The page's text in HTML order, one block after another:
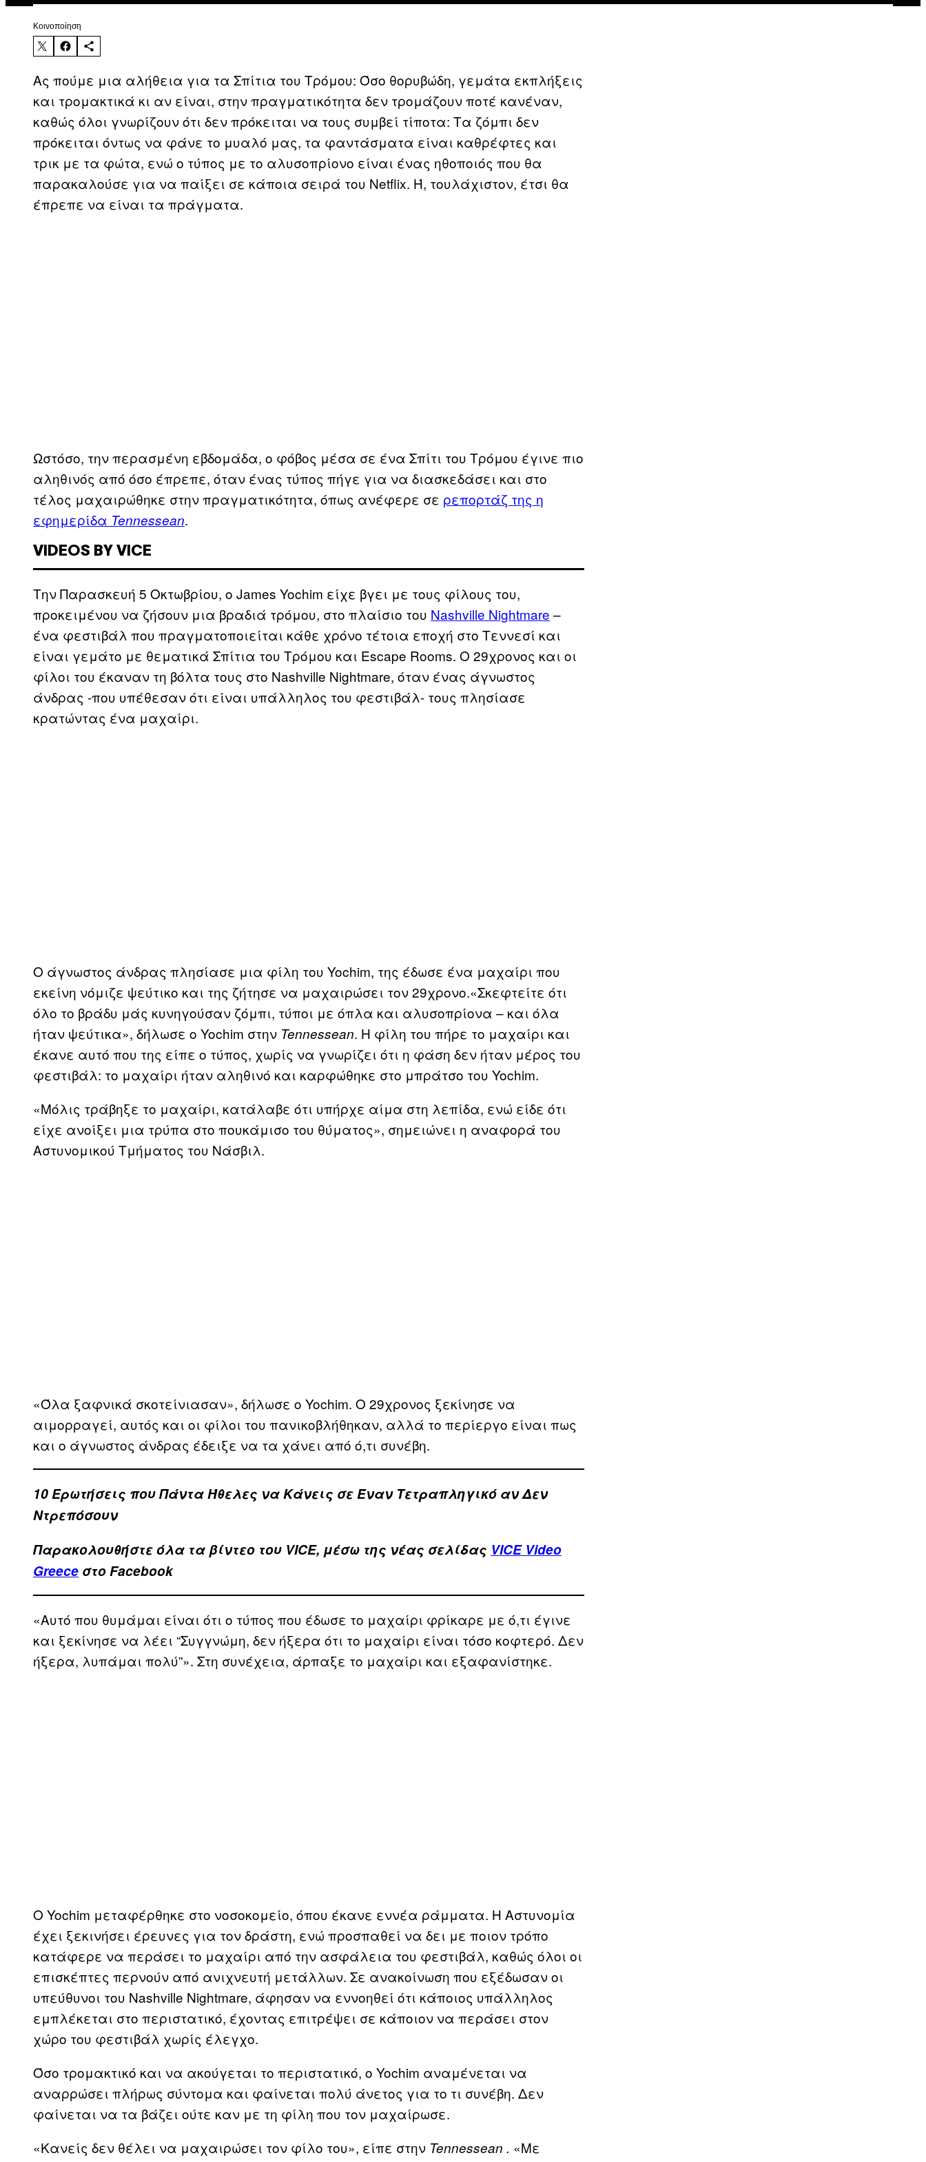
Kοινοποίηση
Ας πούμε μια αλήθεια για τα Σπίτια του Τρόμου: Όσο θορυβώδη, γεμάτα εκπλήξεις
και τρομακτικά κι αν είναι, στην πραγματικότητα δεν τρομάζουν ποτέ κανέναν,
καθώς όλοι γνωρίζουν ότι δεν πρόκειται να τους συμβεί τίποτα: Τα ζόμπι δεν
πρόκειται όντως να φάνε το μυαλό μας, τα φαντάσματα είναι καθρέφτες και
τρικ με τα φώτα, ενώ ο τύπος με το αλυσοπρίονο είναι ένας ηθοποιός που θα
παρακαλούσε για να παίξει σε κάποια σειρά του Netflix. Ή, τουλάχιστον, έτσι θα
έπρεπε να είναι τα πράγματα.
Ωστόσο, την περασμένη εβδομάδα, ο φόβος μέσα σε ένα Σπίτι του Τρόμου έγινε πιο
αληθινός από όσο έπρεπε, όταν ένας τύπος πήγε για να διασκεδάσει και στο
τέλος μαχαιρώθηκε στην πραγματικότητα, όπως ανέφερε σε ρεπορτάζ της η
εφημερίδα Tennessean.
VIDEOS BY VICE
Την Παρασκευή 5 Οκτωβρίου, ο James Yochim είχε βγει με τους φίλους του,
προκειμένου να ζήσουν μια βραδιά τρόμου, στο πλαίσιο του Nashville Nightmare –
ένα φεστιβάλ που πραγματοποιείται κάθε χρόνο τέτοια εποχή στο Τεννεσί και
είναι γεμάτο με θεματικά Σπίτια του Τρόμου και Escape Rooms. Ο 29χρονος και οι
φίλοι του έκαναν τη βόλτα τους στο Nashville Nightmare, όταν ένας άγνωστος
άνδρας -που υπέθεσαν ότι είναι υπάλληλος του φεστιβάλ- τους πλησίασε
κρατώντας ένα μαχαίρι.
Ο άγνωστος άνδρας πλησίασε μια φίλη του Yochim, της έδωσε ένα μαχαίρι που
εκείνη νόμιζε ψεύτικο και της ζήτησε να μαχαιρώσει τον 29χρονο.«Σκεφτείτε ότι
όλο το βράδυ μάς κυνηγούσαν ζόμπι, τύποι με όπλα και αλυσοπρίονα – και όλα
ήταν ψεύτικα», δήλωσε ο Yochim στην Tennessean. Η φίλη του πήρε το μαχαίρι και
έκανε αυτό που της είπε ο τύπος, χωρίς να γνωρίζει ότι η φάση δεν ήταν μέρος του
φεστιβάλ: το μαχαίρι ήταν αληθινό και καρφώθηκε στο μπράτσο του Yochim.
«Μόλις τράβηξε το μαχαίρι, κατάλαβε ότι υπήρχε αίμα στη λεπίδα, ενώ είδε ότι
είχε ανοίξει μια τρύπα στο πουκάμισο του θύματος», σημειώνει η αναφορά του
Αστυνομικού Τμήματος του Νάσβιλ.
«Όλα ξαφνικά σκοτείνιασαν», δήλωσε ο Yochim. Ο 29χρονος ξεκίνησε να
αιμορραγεί, αυτός και οι φίλοι του πανικοβλήθηκαν, αλλά το περίεργο είναι πως
και ο άγνωστος άνδρας έδειξε να τα χάνει από ό,τι συνέβη.
10 Ερωτήσεις που Πάντα Ήθελες να Κάνεις σε Έναν Τετραπληγικό αν Δεν
Ντρεπόσουν
Παρακολουθήστε όλα τα βίντεo του VICE, μέσω της νέας σελίδας VICE Video
Greece στο Facebook
«Αυτό που θυμάμαι είναι ότι ο τύπος που έδωσε το μαχαίρι φρίκαρε με ό,τι έγινε
και ξεκίνησε να λέει “Συγγνώμη, δεν ήξερα ότι το μαχαίρι είναι τόσο κοφτερό. Δεν
ήξερα, λυπάμαι πολύ”». Στη συνέχεια, άρπαξε το μαχαίρι και εξαφανίστηκε.
Ο Yochim μεταφέρθηκε στο νοσοκομείο, όπου έκανε εννέα ράμματα. Η Αστυνομία
έχει ξεκινήσει έρευνες για τον δράστη, ενώ προσπαθεί να δει με ποιον τρόπο
κατάφερε να περάσει το μαχαίρι από την ασφάλεια του φεστιβάλ, καθώς όλοι οι
επισκέπτες περνούν από ανιχνευτή μετάλλων. Σε ανακοίνωση που εξέδωσαν οι
υπεύθυνοι του Nashville Nightmare, άφησαν να εννοηθεί ότι κάποιος υπάλληλος
εμπλέκεται στο περιστατικό, έχοντας επιτρέψει σε κάποιον να περάσει στον
χώρο του φεστιβάλ χωρίς έλεγχο.
Όσο τρομακτικό και να ακούγεται το περιστατικό, ο Yochim αναμένεται να
αναρρώσει πλήρως σύντομα και φαίνεται πολύ άνετος για το τι συνέβη. Δεν
φαίνεται να τα βάζει ούτε καν με τη φίλη που τον μαχαίρωσε.
«Κανείς δεν θέλει να μαχαιρώσει τον φίλο του», είπε στην Tennessean . «Με